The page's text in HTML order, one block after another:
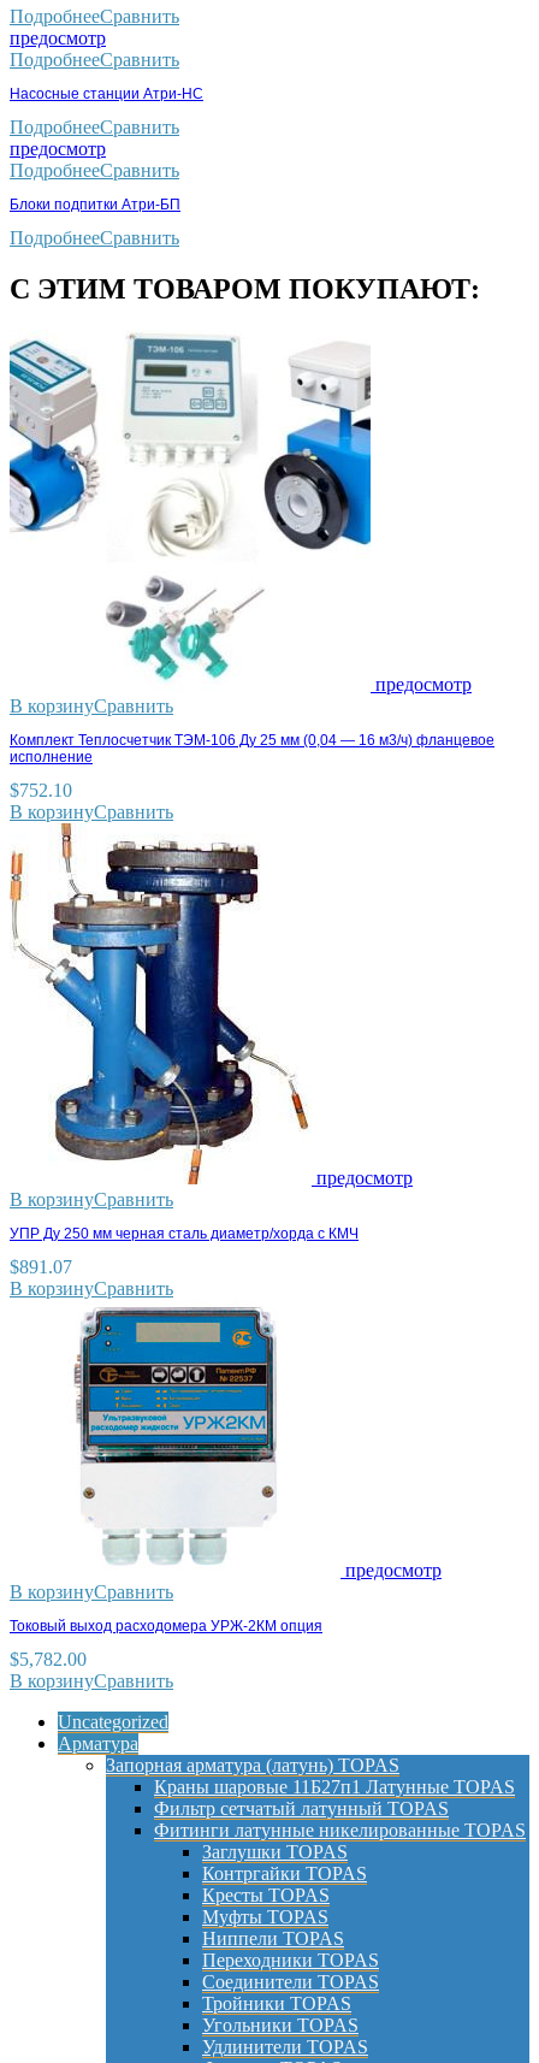
ПодробнееСравнить
предосмотр
ПодробнееСравнить
Насосные станции Атри-НС
ПодробнееСравнить
предосмотр
ПодробнееСравнить
Блоки подпитки Атри-БП
ПодробнееСравнить
С ЭТИМ ТОВАРОМ ПОКУПАЮТ:
предосмотр
В корзинуСравнить
Комплект Теплосчетчик ТЭМ-106 Ду 25 мм (0,04 — 16 м3/ч) фланцевое
исполнение
$752.10
В корзинуСравнить
предосмотр
В корзинуСравнить
УПР Ду 250 мм черная сталь диаметр/хорда с КМЧ
$891.07
В корзинуСравнить
предосмотр
В корзинуСравнить
Токовый выход расходомера УРЖ-2КМ опция
$5,782.00
В корзинуСравнить
Uncategorized
Арматура
Запорная арматура (латунь) TOPAS
Краны шаровые 11Б27п1 Латунные TOPAS
Фильтр сетчатый латунный TOPAS
Фитинги латунные никелированные TOPAS
Заглушки TOPAS
Контргайки TOPAS
Кресты TOPAS
Муфты TOPAS
Ниппели TOPAS
Переходники TOPAS
Соединители TOPAS
Тройники TOPAS
Угольники TOPAS
Удлинители TOPAS